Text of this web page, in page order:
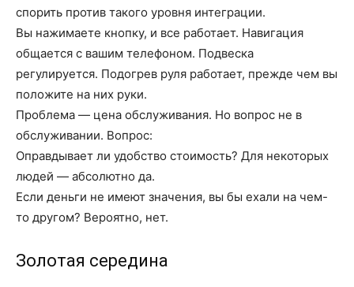
спорить против такого уровня интеграции.
Вы нажимаете кнопку, и все работает. Навигация
общается с вашим телефоном. Подвеска
регулируется. Подогрев руля работает, прежде чем вы
положите на них руки.
Проблема — цена обслуживания. Но вопрос не в
обслуживании. Вопрос:
Оправдывает ли удобство стоимость? Для некоторых
людей — абсолютно да.
Если деньги не имеют значения, вы бы ехали на чем-
то другом? Вероятно, нет.
Золотая середина